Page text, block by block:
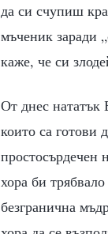
да си счупиш
мъченик заради
каже, че си
От днес нататък
които са готови
простосърдечен
хора би
безгранична